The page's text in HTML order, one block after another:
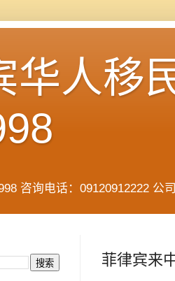
华人移
咨询电话：09120912222 公
菲律宾来